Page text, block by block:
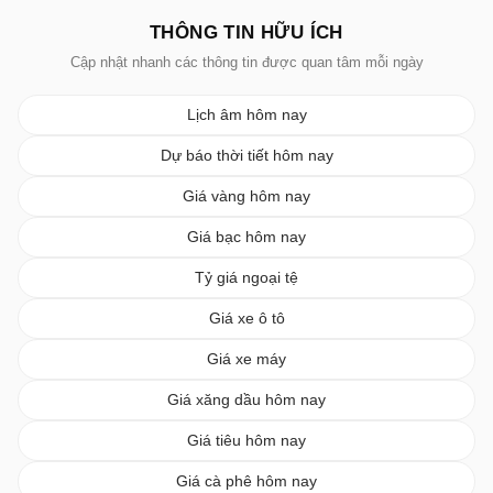
THÔNG TIN HỮU ÍCH
Cập nhật nhanh các thông tin được quan tâm mỗi ngày
Lịch âm hôm nay
Dự báo thời tiết hôm nay
Giá vàng hôm nay
Giá bạc hôm nay
Tỷ giá ngoại tệ
Giá xe ô tô
Giá xe máy
Giá xăng dầu hôm nay
Giá tiêu hôm nay
Giá cà phê hôm nay